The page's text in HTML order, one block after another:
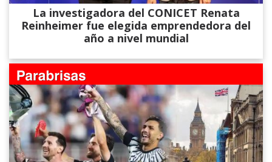
La investigadora del CONICET Renata
Reinheimer fue elegida emprendedora del
año a nivel mundial